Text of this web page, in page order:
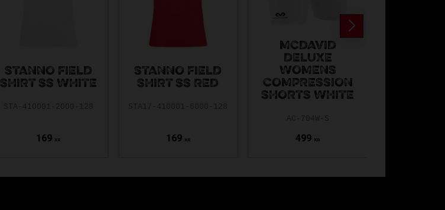
STANNO FIELD
SHIRT SS WHITE
169 KR
STANNO FIELD
SHIRT SS RED
169 KR
MCDAVID
DELUXE
WOMENS
COMPRESSION
SHORTS WHITE
499 KR